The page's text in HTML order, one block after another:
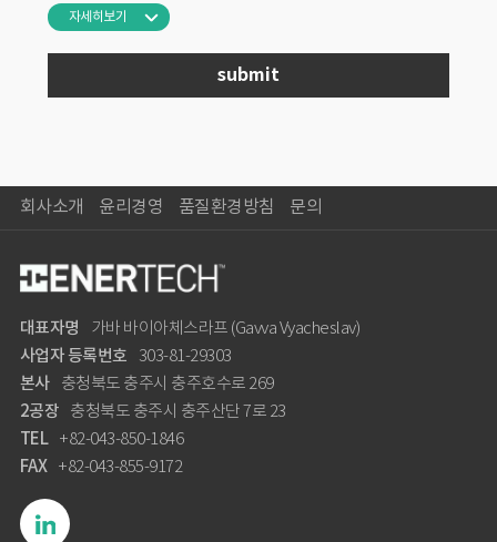
자세히보기
회사소개 윤리경영 품질환경방침 문의
대표자명
가바 바이아체스라프 (Gavva Vyacheslav)
사업자 등록번호
303-81-29303
본사
충청북도 충주시 충주호수로 269
2공장
충청북도 충주시 충주산단 7로 23
TEL
+82-043-850-1846
FAX
+82-043-855-9172